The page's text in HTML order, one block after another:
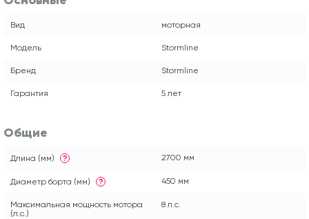
Вид моторная
Модель Stormline
Бренд Stormline
Гарантия 5 лет
Общие
Длина (мм) ? 2700 мм
Диаметр борта (мм) ? 450 мм
Максимальная мощность мотора
(л.с.)
8 л.с.